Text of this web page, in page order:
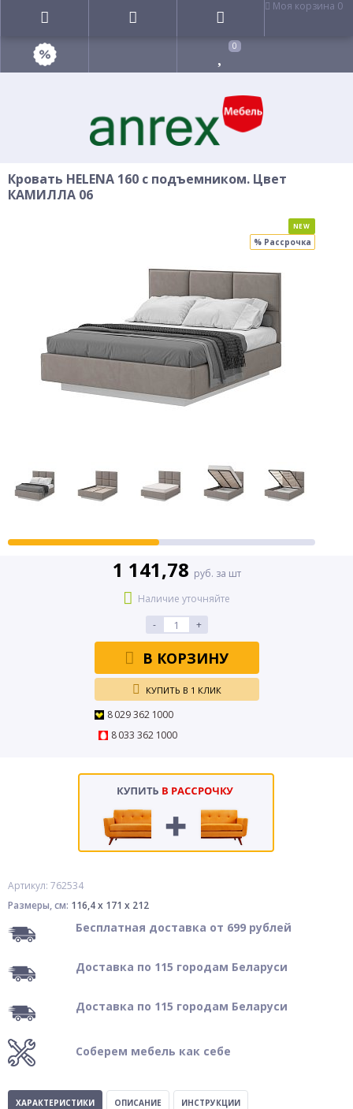
0
Кровать HELENA 160 с подъемником. Цвет
КАМИЛЛА 06
NEW
% Рассрочка
1 141,78 руб. за шт
Наличие уточняйте
-
+
В КОРЗИНУ
КУПИТЬ В 1 КЛИК
8 029 362 1000
8 033 362 1000
Артикул: 762534
Размеры, см: 116,4 x 171 x 212
Бесплатная доставка от 699 рублей
Доставка по 115 городам Беларуси
Доставка по 115 городам Беларуси
Соберем мебель как себе
ХАРАКТЕРИСТИКИ ОПИСАНИЕ ИНСТРУКЦИИ
Моя корзина 0